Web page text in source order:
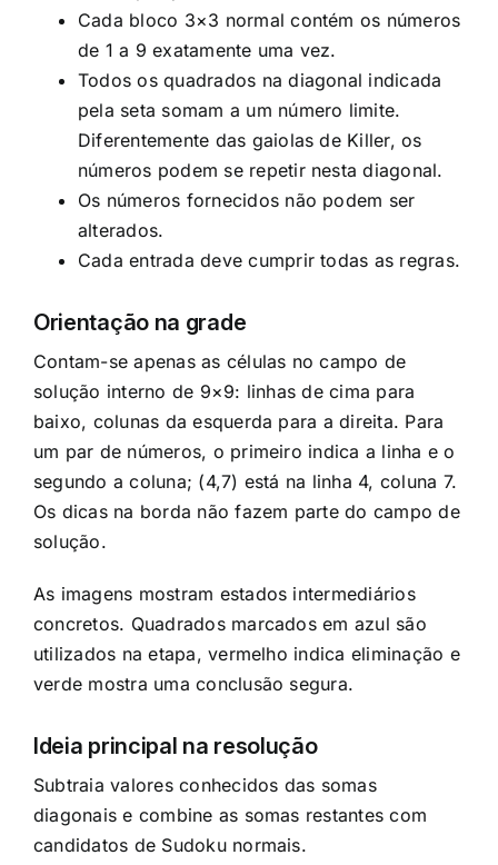
Cada bloco 3×3 normal contém os números
de 1 a 9 exatamente uma vez.
Todos os quadrados na diagonal indicada
pela seta somam a um número limite.
Diferentemente das gaiolas de Killer, os
números podem se repetir nesta diagonal.
Os números fornecidos não podem ser
alterados.
Cada entrada deve cumprir todas as regras.
Orientação na grade
Contam-se apenas as células no campo de
solução interno de 9×9: linhas de cima para
baixo, colunas da esquerda para a direita. Para
um par de números, o primeiro indica a linha e o
segundo a coluna; (4,7) está na linha 4, coluna 7.
Os dicas na borda não fazem parte do campo de
solução.
As imagens mostram estados intermediários
concretos. Quadrados marcados em azul são
utilizados na etapa, vermelho indica eliminação e
verde mostra uma conclusão segura.
Ideia principal na resolução
Subtraia valores conhecidos das somas
diagonais e combine as somas restantes com
candidatos de Sudoku normais.